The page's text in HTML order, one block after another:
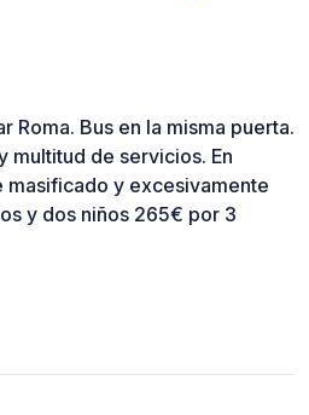
Roma. Bus en la misma puerta.
multitud de servicios. En
masificado y excesivamente
y dos niños 265€ por 3